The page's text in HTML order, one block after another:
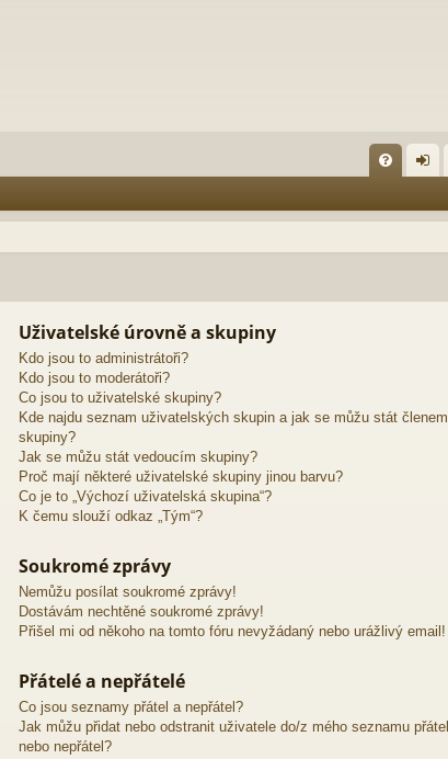
Q lá
Uživatelské úrovně a skupiny
Kdo jsou to administrátoři?
Kdo jsou to moderátoři?
Co jsou to uživatelské skupiny?
Kde najdu seznam uživatelských skupin a jak se můžu stát členem
skupiny?
Jak se můžu stát vedoucím skupiny?
Proč mají některé uživatelské skupiny jinou barvu?
Co je to „Výchozí uživatelská skupina“?
K čemu slouží odkaz „Tým“?
Soukromé zprávy
Nemůžu posílat soukromé zprávy!
Dostávám nechtěné soukromé zprávy!
Přišel mi od někoho na tomto fóru nevyžádaný nebo urážlivý email!
Přátelé a nepřátelé
Co jsou seznamy přátel a nepřátel?
Jak můžu přidat nebo odstranit uživatele do/z mého seznamu přátel
nebo nepřátel?